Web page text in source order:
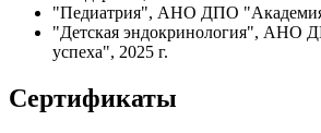
"Педиатрия", АНО ДПО "Академия
"Детская эндокринология", АНО
успеха", 2025 г.
Сертификаты